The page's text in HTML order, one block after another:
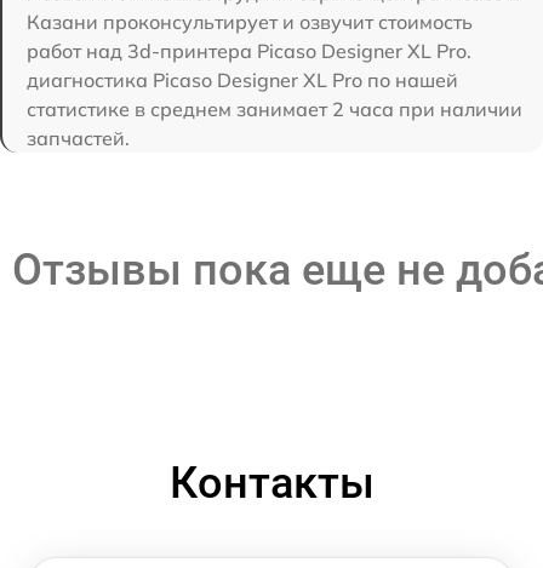
Казани проконсультирует и озвучит стоимость
работ над 3d-принтера Picaso Designer XL Pro.
диагностика Picaso Designer XL Pro по нашей
статистике в среднем занимает 2 часа при наличии
запчастей.
Отзывы пока еще не
Контакты